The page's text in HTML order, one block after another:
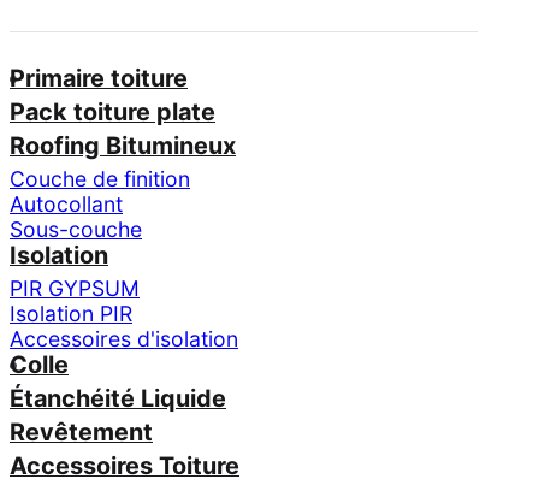
Primaire toiture
Pack toiture plate
Roofing Bitumineux
Couche de finition
Autocollant
Sous-couche
Isolation
PIR GYPSUM
Isolation PIR
Accessoires d'isolation
Colle
Étanchéité Liquide
Revêtement
Accessoires Toiture